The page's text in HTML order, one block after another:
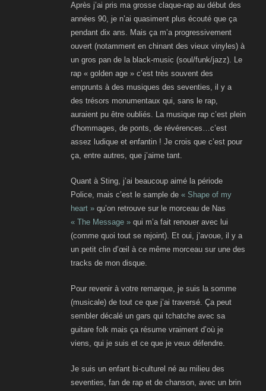
Après j’ai pris ma grosse claque-rap au début des
années 90, je n’ai quasiment plus écouté que ça
pendant dix ans. Mais ça m’a progressivement
ouvert (notamment en chinant des vieux vinyles) à
un gros pan de la black-music (soul/funk/jazz). Le
rap « golden age » c’est très souvent des
emprunts à des musiques des seventies, il y a
des trésors monumentaux qui, sans le rap,
auraient pu être oubliés. La musique rap c’est plein
d’hommages, de ponts, de révérences…c’est
assez ludique et enfantin ! Je crois que c’est pour
ça, entre autres, que j’aime tant.
Quant à Sting, j’ai beaucoup aimé la période
Police, mais c’est le sample de « Shape of my
heart » qu’on retrouve sur le morceau de Nas
« The Message » qui m’a fait renouer avec lui
(comme quoi tout se rejoint). Et oui, j’avoue, il y a
un petit clin d’œil à ce même morceau sur une des
tracks de mon disque.
Pour revenir à votre remarque, je suis la somme
(musicale) de tout ce que j’ai traversé. Ça peut
sembler décalé un gars qui tchatche avec sa
guitare folk mais ça résume vraiment d’où je
viens, qui je suis et ce que je veux défendre.
Je suis un enfant bi-culturel né au milieu des
seventies, fan de rap et de chanson, avec un brin